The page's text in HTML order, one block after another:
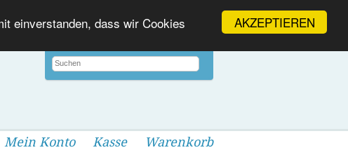
AKZEPTIEREN
einverstanden, dass wir Cookies
Mein Konto Kasse Warenkorb